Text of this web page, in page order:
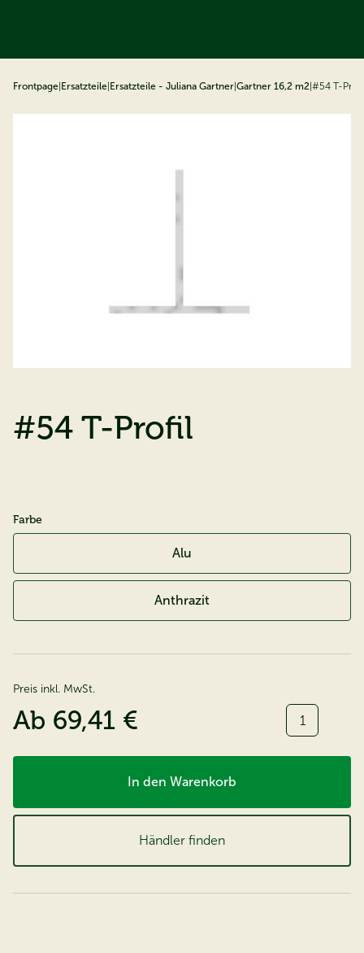
Frontpage Ersatzteile Ersatzteile - Juliana Gartner Gartner 16,2 m2 #54 T-
#54 T-Profil
Farbe
Alu
Anthrazit
Preis inkl. MwSt.
Ab 69,41 € Menge:
In den Warenkorb
Händler finden